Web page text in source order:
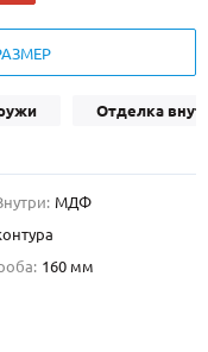
Отделка
МДФ
160 мм